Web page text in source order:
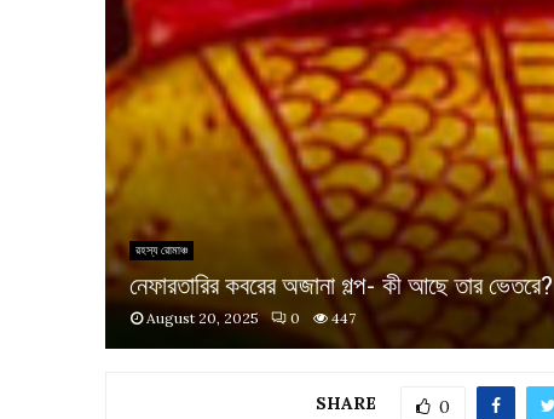
রহস্য রোমাঞ্চ
নেফারতারির কবরের অজানা গল্প- কী আছে তার ভেতরে?
August 20, 2025 0 447
SHARE 0